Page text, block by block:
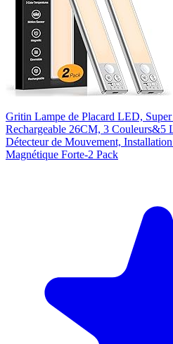
Gritin Lampe de Placard LED,
Rechargeable 26CM, 3 Couleurs&5
Détecteur de Mouvement,
Magnétique Forte-2 Pack